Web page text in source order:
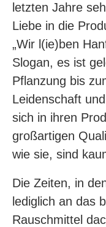
letzten Jahre
Liebe in die
„Wir l(ie)ben
Slogan, es ist
Pflanzung bis
Leidenschaft
sich in ihren
großartigen
wie sie, sind
Die Zeiten, in
lediglich an das
Rauschmittel